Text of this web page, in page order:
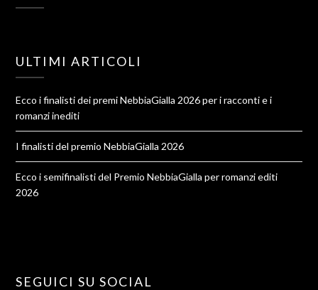
ULTIMI ARTICOLI
Ecco i finalisti dei premi NebbiaGialla 2026 per i racconti e i
romanzi inediti
I finalisti del premio NebbiaGialla 2026
Ecco i semifinalisti del Premio NebbiaGialla per romanzi editi
2026
SEGUICI SU SOCIAL